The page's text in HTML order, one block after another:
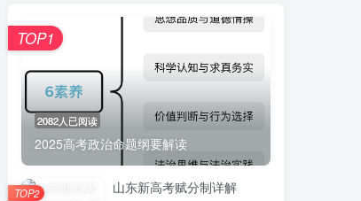
2082人已阅读
2025高考政治命题纲要解读
TOP1
山东新高考赋分制详解
TOP2